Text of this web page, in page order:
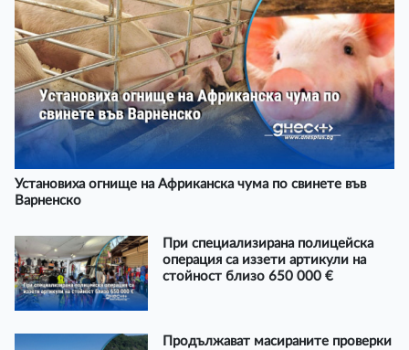
Установиха огнище на Африканска чума по свинете във
Варненско
При специализирана полицейска
операция са иззети артикули на
стойност близо 650 000 €
Продължават масираните проверки